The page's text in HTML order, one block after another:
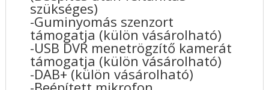
szükséges)
-Guminyomás szenzort
támogatja (külön vásárolható)
-USB DVR menetrögzítő kamerát
támogatja (külön vásárolható)
-DAB+ (külön vásárolható)